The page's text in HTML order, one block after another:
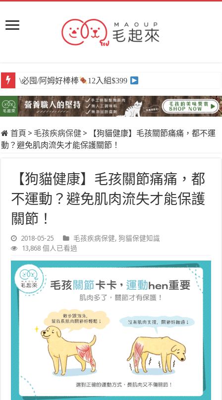
\必囤/阿姆好棒棒 12入組$399
首頁 > 毛孩疾病保健 >
【狗貓健康】毛孩關節痛痛，都不運
動？避免肌肉流失才能保護關節！
【狗貓健康】毛孩關節痛痛，都
不運動？避免肌肉流失才能保護
關節！
2018-05-25 毛孩疾病保健,狗貓保健知識
13,868 個人已看過